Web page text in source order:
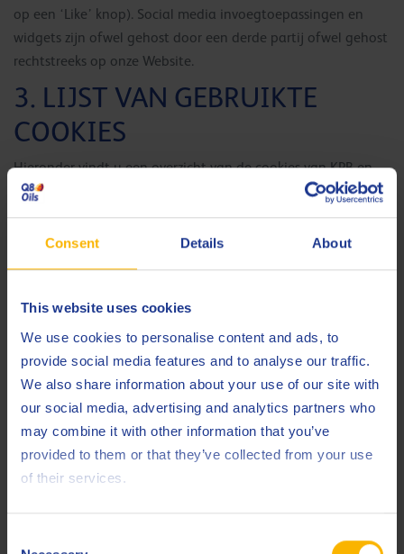
Consent Details About
This website uses cookies
We use cookies to personalise content and ads, to
provide social media features and to analyse our traffic.
We also share information about your use of our site with
our social media, advertising and analytics partners who
may combine it with other information that you’ve
provided to them or that they’ve collected from your use
of their services.
op een ‘Like’ knop). Social media invoegtoepassingen en
widgets zijn ofwel gehost door een derde partij ofwel gehost
rechtstreeks op onze Website.
3. LIJST VAN GEBRUIKTE
COOKIES
Hieronder vindt u een overzicht van de cookies van KPB en
andere dienstverleners die op deze Website gebruikt worden.
Deze lijst van cookies was is het laatst bijgewerkt op de
datum die aangegeven onderaan dit Cookiebeleid. De lijst
gebruiken. Sessiecookies staan een websitebeheerder toe om
uw acties enkel te linken gedurende uw browsersessie,
wanneer u uw internet browser opent. Permanente cookies
worden opgeslagen op uw apparaat voor een specifieke tijd
die is aangegeven in de cookie. Deze periode zal u ook
hieronder terugvinden voor elke cookie.
op de Website worden geplaatst, zijn: